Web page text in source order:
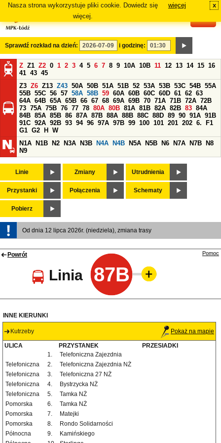
Nasza strona wykorzystuje pliki cookie. Dowiedz się
więcej.
więcej x
Sprawdź rozkład na dzień: i godzinę:
Z Z1 Z2 0 1 2 3 4 5 6 7 8 9 10A 10B 11 12 13 14 15 16
41 43 45
Z3 Z6 Z13 Z43 50A 50B 51A 51B 52 53A 53B 53C 54B 55A
55B 55C 56 57 58A 58B 59 60A 60B 60C 60D 61 62 63
64A 64B 65A 65B 66 67 68 69A 69B 70 71A 71B 72A 72B
73 75A 75B 76 77 78 80A 80B 81A 81B 82A 82B 83 84A
84B 85A 85B 86 87A 87B 88A 88B 88C 88D 89 90 91A 91B
91C 92A 92B 93 94 96 97A 97B 99 100 101 201 202 6.
F1
G1 G2 H
W
N1A
N1B N2 N3A N3B N4A N4B N5A N5B N6 N7A N7B
N8
N9
Linie Zmiany Utrudnienia
Przystanki Połączenia Schematy
Pobierz
Od dnia 12 lipca 2026r. (niedziela), zmiana trasy
Powrót
Linia 87B
Pomoc
INNE KIERUNKI
Kutrzeby Pokaż na mapie
ULICA PRZYSTANEK
PRZESIADKI
1.
Telefoniczna Zajezdnia
Telefoniczna
2.
Telefoniczna Zajezdnia NŻ
Telefoniczna
3.
Telefoniczna 27 NŻ
Telefoniczna
4.
Bystrzycka NŻ
Telefoniczna
5.
Tamka NŻ
Pomorska
6.
Tamka NŻ
Pomorska
7.
Matejki
Pomorska
8.
Rondo Solidarności
Północna
9.
Kamińskiego